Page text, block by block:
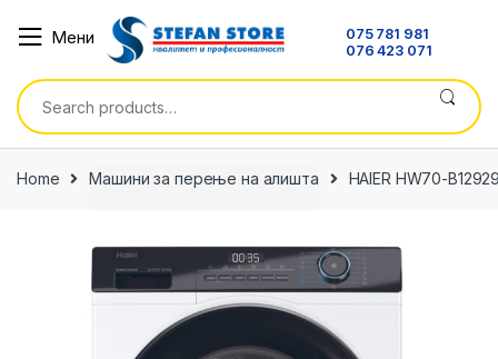
Мени
075 781 981
076 423 071
Search
for:
Home Машини за перење на алишта HAIER HW70-